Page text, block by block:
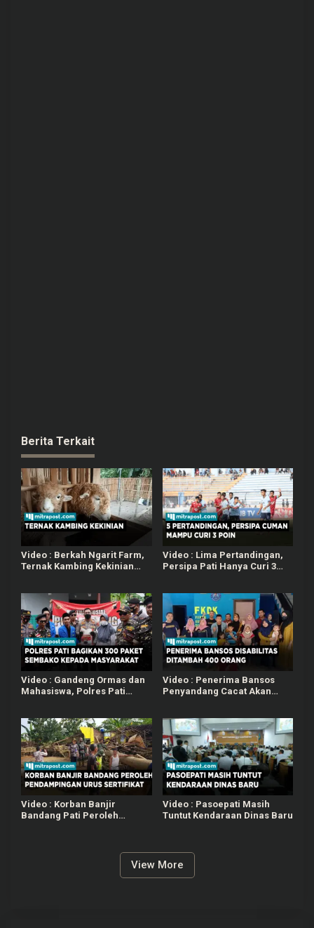
Berita Terkait
Video : Berkah Ngarit Farm,
Ternak Kambing Kekinian
Video : Lima Pertandingan,
Persipa Pati Hanya Curi 3
Video : Gandeng Ormas dan
Mahasiswa, Polres Pati
Membutuhkan
Video : Penerima Bansos
Penyandang Cacat Akan
Video : Korban Banjir
Bandang Pati Peroleh
Video : Pasoepati Masih
Tuntut Kendaraan Dinas Baru
View More